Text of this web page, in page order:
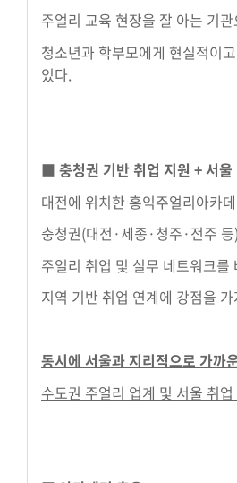
주얼리 교육 현장을 잘 아는 기관
청소년과 학부모에게 현실적이
있다.
■ 충청권 기반 취업 지원 + 서울
대전에 위치한 홍익주얼리아카
충청권(대전·세종·청주·전주
주얼리 취업 및 실무 네트워크를
지역 기반 취업 연계에 강점을
동시에 서울과 지리적으로 가까
수도권 주얼리 업계 및 서울 취